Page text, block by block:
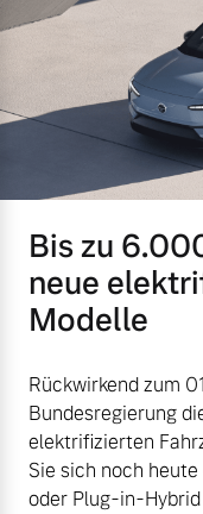
Bis zu
neue
Modelle
Rückwirkend zum
Bundesregierung
elektrifizierten
Sie sich noch
oder Plug-in-